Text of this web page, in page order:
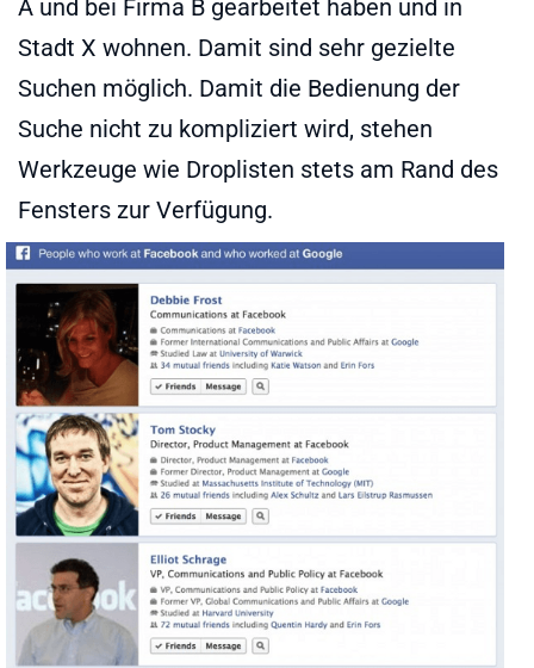
A und bei Firma B gearbeitet haben und in
Stadt X wohnen. Damit sind sehr gezielte
Suchen möglich. Damit die Bedienung der
Suche nicht zu kompliziert wird, stehen
Werkzeuge wie Droplisten stets am Rand des
Fensters zur Verfügung.